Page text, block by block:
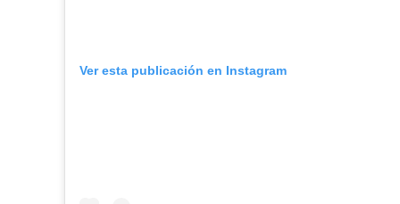
Ver esta publicación en Instagram